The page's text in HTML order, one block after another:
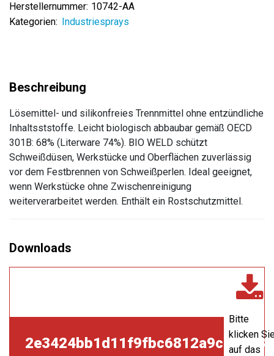
Herstellernummer: 10742-AA
Kategorien: Industriesprays
Lösemittel- und silikonfreies Trennmittel ohne entzündliche
Inhaltsststoffe. Leicht biologisch abbaubar gemäß OECD
301B: 68% (Literware 74%). BIO WELD schützt
Schweißdüsen, Werkstücke und Oberflächen zuverlässig
vor dem Festbrennen von Schweißperlen. Ideal geeignet,
wenn Werkstücke ohne Zwischenreinigung
weiterverarbeitet werden. Enthält ein Rostschutzmittel.
Bitte
klicken
auf das